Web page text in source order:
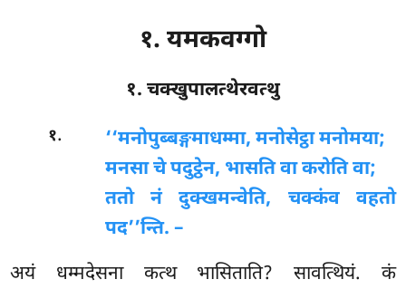
१. यमकवग्गो
१. चक्खुपालत्थेरवत्थु
१. ‘‘मनोपुब्बङ्गमाधम्मा, मनोसेट्ठा मनोमया;
मनसा चे पदुट्ठेन, भासति वा करोति वा;
ततो नं दुक्खमन्वेति, चक्कंव वहतो
पद’’न्ति. –
अयं धम्मदेसना कत्थ भासिताति? सावत्थियं. कं